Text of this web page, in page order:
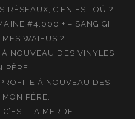
RÉSEAUX, C’EN EST OÙ ?
#4.000 + – SANGIGI
MES WAIFUS ?
À NOUVEAU DES VINYLES
PÈRE.
À NOUVEAU DES
PÈRE.
C’EST LA MERDE.